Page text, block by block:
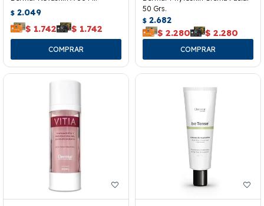
$ 2.049
$ 1.742 $ 1.742
50 Grs.
$ 2.682
$ 2.280 $ 2.280